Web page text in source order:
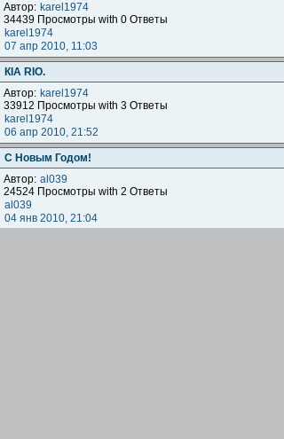
Автор: karel1974
34439 Просмотры with 0 Ответы
karel1974
07 апр 2010, 11:03
КIА RIО.
Автор: karel1974
33912 Просмотры with 3 Ответы
karel1974
06 апр 2010, 21:52
С Новым Годом!
Автор: al039
24524 Просмотры with 2 Ответы
al039
04 янв 2010, 21:04